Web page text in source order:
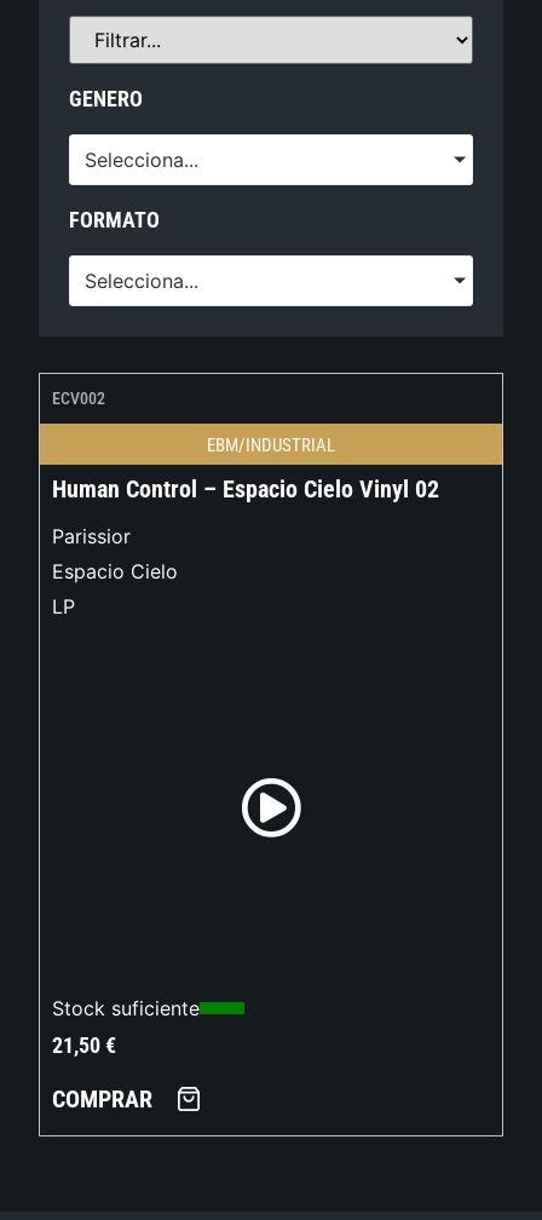
GENERO
Selecciona...
FORMATO
Selecciona...
ECV002
EBM/INDUSTRIAL
Human Control – Espacio Cielo Vinyl 02
Parissior
Espacio Cielo
LP
Stock suficiente
21,50€
COMPRAR